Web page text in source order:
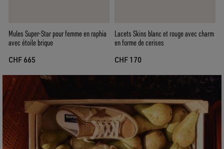
Mules Super-Star pour femme en raphia
avec étoile brique
CHF 665
Lacets Skins blanc et rouge avec charm
en forme de cerises
CHF 170